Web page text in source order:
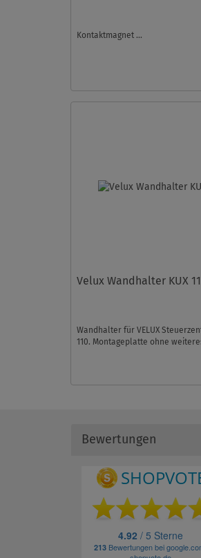
Kontaktmagnet ...
Velux Wandhalter KUX
Wandhalter für VELUX
110. Montageplatte ohne
Bewertungen